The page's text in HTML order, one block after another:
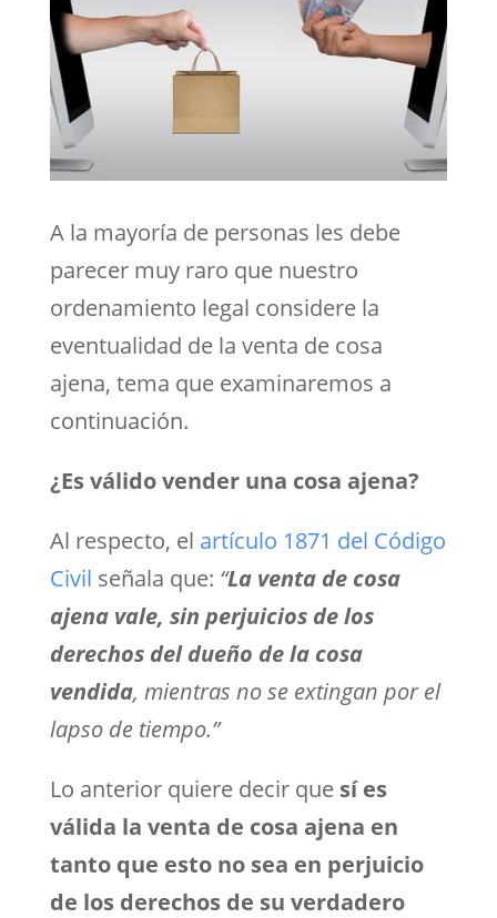
A la mayoría de personas les debe
parecer muy raro que nuestro
ordenamiento legal considere la
eventualidad de la venta de cosa
ajena, tema que examinaremos a
continuación.
¿Es válido vender una cosa ajena?
Al respecto, el artículo 1871 del Código
Civil señala que: “La venta de cosa
ajena vale, sin perjuicios de los
derechos del dueño de la cosa
vendida, mientras no se extingan por el
lapso de tiempo.”
Lo anterior quiere decir que sí es
válida la venta de cosa ajena en
tanto que esto no sea en perjuicio
de los derechos de su verdadero